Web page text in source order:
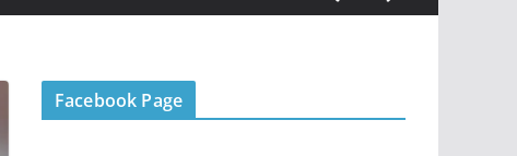
Facebook Page